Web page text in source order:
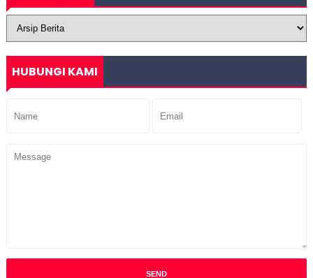
HUBUNGI KAMI